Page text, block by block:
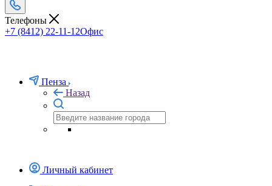
Телефоны
+7 (8412) 22-11-12Офис
Пенза
Назад
Личный кабинет